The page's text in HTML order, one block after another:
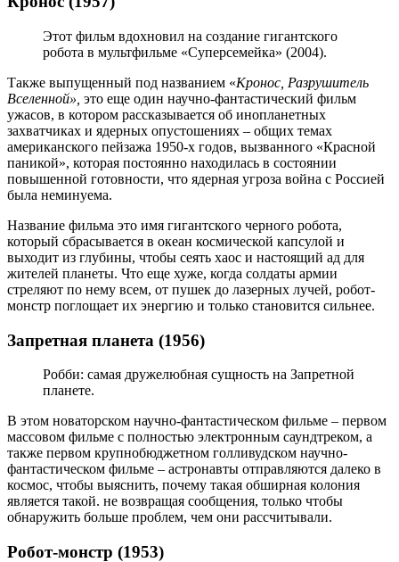
Этот фильм вдохновил на создание гигантского
робота в мультфильме «Суперсемейка» (2004).
Также выпущенный под названием «Кронос, Разрушитель
Вселенной», это еще один научно-фантастический фильм
ужасов, в котором рассказывается об инопланетных
захватчиках и ядерных опустошениях – общих темах
американского пейзажа 1950-х годов, вызванного «Красной
паникой», которая постоянно находилась в состоянии
повышенной готовности, что ядерная угроза война с Россией
была неминуема.
Название фильма это имя гигантского черного робота,
который сбрасывается в океан космической капсулой и
выходит из глубины, чтобы сеять хаос и настоящий ад для
жителей планеты. Что еще хуже, когда солдаты армии
стреляют по нему всем, от пушек до лазерных лучей, робот-
монстр поглощает их энергию и только становится сильнее.
Запретная планета (1956)
Робби: самая дружелюбная сущность на Запретной
планете.
В этом новаторском научно-фантастическом фильме – первом
массовом фильме с полностью электронным саундтреком, а
также первом крупнобюджетном голливудском научно-
фантастическом фильме – астронавты отправляются далеко в
космос, чтобы выяснить, почему такая обширная колония
является такой. не возвращая сообщения, только чтобы
обнаружить больше проблем, чем они рассчитывали.
Робот-монстр (1953)